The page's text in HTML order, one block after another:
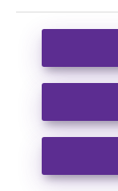
En cliquant sur
m’envoyer un
Merci